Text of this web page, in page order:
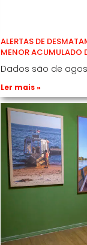
ALERTAS DE
MENOR ACUMULADO
Dados são de
Ler mais »